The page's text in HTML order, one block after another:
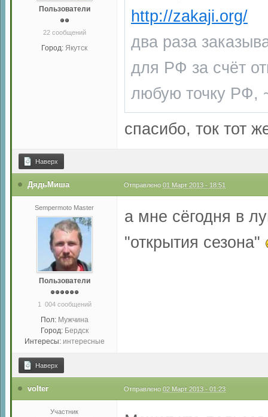
Пользователи
22 сообщений
Город: Якутск
http://zakaji.org/
два раза
для РФ за счёт
любую точку РФ,
спасибо, ток тот
Наверх
ДядьМиша Отправлено 01 Март 2013 - 18:51
Sempermoto Master
Пользователи
1 004 сообщений
Пол: Мужчина
Город: Бердск
Интересы: интересные
а мне сёгодня в
"открытия сезона"
Наверх
volter Отправлено 02 Март 2013 - 01:23
Участник